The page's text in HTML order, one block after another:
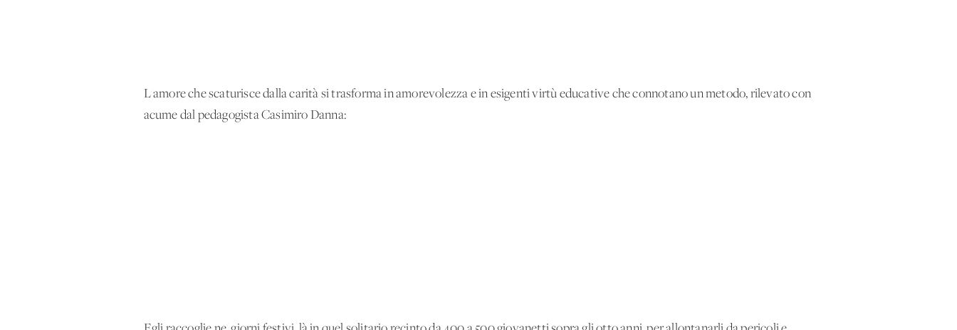
L'amore che scaturisce dalla carità si trasforma in amorevolezza e in esigenti virtù educative che connotano un metodo, rilevato con
acume dal pedagogista Casimiro Danna: